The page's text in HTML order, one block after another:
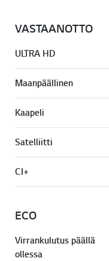
VASTAANOTTO
ULTRA HD
Maanpäällinen
Kaapeli
Satelliitti
CI+
ECO
Virrankulutus päällä
ollessa